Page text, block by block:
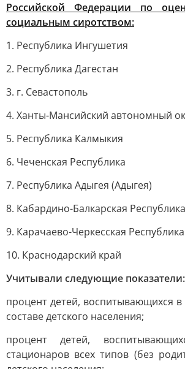
Российской Федерации по
социальным сиротством:
1. Республика Ингушетия
2. Республика Дагестан
3. г. Севастополь
4. Ханты-Мансийский автономный
5. Республика Калмыкия
6. Чеченская Республика
7. Республика Адыгея (Адыгея)
8. Кабардино-Балкарская Республика
9. Карачаево-Черкесская Республика
10. Краснодарский край
Учитывали следующие показатели:
процент детей, воспитывающихся
составе детского населения;
процент детей,
стационаров всех типов (без